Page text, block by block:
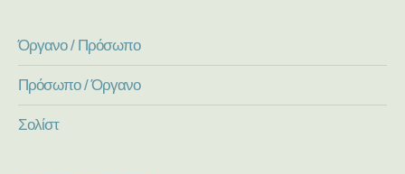
Όργανο / Πρόσωπο
Πρόσωπο / Όργανο
Σολίστ